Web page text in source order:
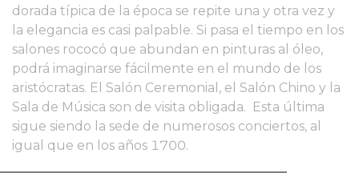
dorada típica de la época se repite una y otra vez y
la elegancia es casi palpable. Si pasa el tiempo en los
salones rococó que abundan en pinturas al óleo,
podrá imaginarse fácilmente en el mundo de los
aristócratas. El Salón Ceremonial, el Salón Chino y la
Sala de Música son de visita obligada. Esta última
sigue siendo la sede de numerosos conciertos, al
igual que en los años 1700.